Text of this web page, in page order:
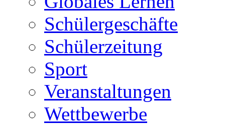
Schülergeschäfte
Schülerzeitung
Sport
Veranstaltungen
Wettbewerbe